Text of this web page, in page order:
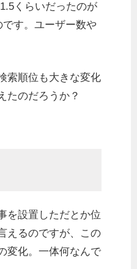
くらいだったのが
す。ユーザー数や
索順位も大きな変化
たのだろうか？
を設置しただとか位
えるのですが、この
変化。一体何なんで